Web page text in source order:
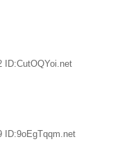
ID:CutOQYoi.net
ID:9oEgTqqm.net